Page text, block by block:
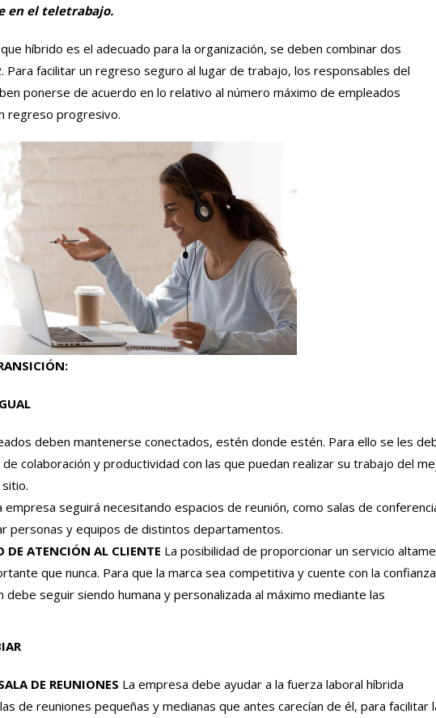
en el teletrabajo.
híbrido es el adecuado para la organización, se deben combinar dos
Para facilitar un regreso seguro al lugar de trabajo, los responsables del
ponerse de acuerdo en lo relativo al número máximo de empleados
regreso progresivo.
deben mantenerse conectados, estén donde estén. Para ello se les
colaboración y productividad con las que puedan realizar su trabajo del
empresa seguirá necesitando espacios de reunión, como salas de
personas y equipos de distintos departamentos.
DE ATENCIÓN AL CLIENTE La posibilidad de proporcionar un servicio
que nunca. Para que la marca sea competitiva y cuente con la
debe seguir siendo humana y personalizada al máximo mediante las
DE REUNIONES La empresa debe ayudar a la fuerza laboral híbrida
de reuniones pequeñas y medianas que antes carecían de él, para facilitar